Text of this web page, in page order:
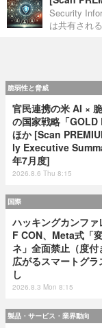
Security
は共有され
脆弱性と脅威
官民連携の米 AI ×
の国家戦略「GOLD
ほか [Scan
ly Executive
年7月度]
2026.8.6 Thu 8:15
国際
ハッキングカンファ
F CON、Meta式「
ネ」全面禁止（度付
広がるスマートグラ
し
2026.8.3 Mon 8:15
製品・サービス・業界動向